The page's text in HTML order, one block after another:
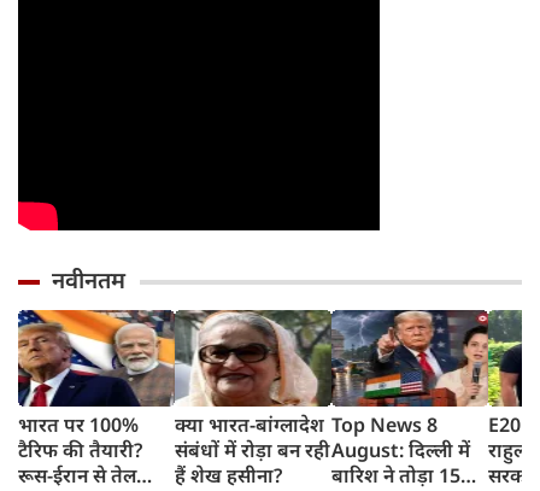
नवीनतम
भारत पर 100%
टैरिफ की तैयारी?
रूस-ईरान से तेल
क्या भारत-बांग्लादेश
संबंधों में रोड़ा बन रही
हैं शेख हसीना?
Top News 8
August: दिल्ली में
बारिश ने तोड़ा 15
E20
राहुल